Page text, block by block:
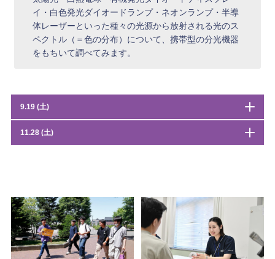
イ・白色発光ダイオードランプ・ネオンランプ・半導
体レーザーといった種々の光源から放射される光のス
ペクトル（＝色の分布）について、携帯型の分光機器
をもちいて調べてみます。
9.19 (土)
11.28 (土)